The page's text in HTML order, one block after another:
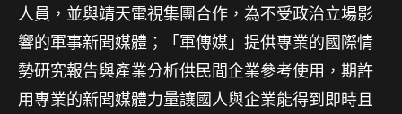
人員，並與靖天電視集團合作，為不受政治立場影
響的軍事新聞媒體；「軍傳媒」提供專業的國際情
勢研究報告與產業分析供民間企業參考使用，期許
用專業的新聞媒體力量讓國人與企業能得到即時且